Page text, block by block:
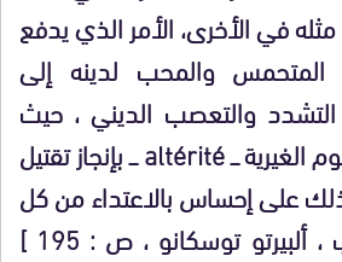
في الأخرى، الأمر الذي يدفع
المتحمس والمحب لدينه إلى
والتعصب الديني ، حيث
يتم « استبعاد مفهوم الغيرية ـــ altérité ـــ بإنجاز تقتيل
على إحساس بالاعتداء من كل
جانب.. » [التعصب ، ألبيرتو توسكانو ، ص : 195 ]